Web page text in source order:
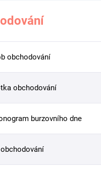
obchodování
obchodování
burzovního dne